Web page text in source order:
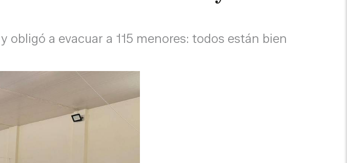
obligó a evacuar a 115 menores: todos están bien